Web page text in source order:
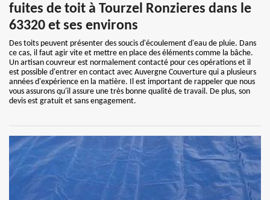
fuites de toit à Tourzel Ronzieres dans le
63320 et ses environs
Des toits peuvent présenter des soucis d'écoulement d'eau de pluie. Dans
ce cas, il faut agir vite et mettre en place des éléments comme la bâche.
Un artisan couvreur est normalement contacté pour ces opérations et il
est possible d'entrer en contact avec Auvergne Couverture qui a plusieurs
années d'expérience en la matière. Il est important de rappeler que nous
vous assurons qu'il assure une très bonne qualité de travail. De plus, son
devis est gratuit et sans engagement.